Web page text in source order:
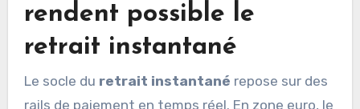
rendent possible le
retrait instantané
Le socle du retrait instantané repose sur des
rails de paiement en temps réel. En zone euro, le